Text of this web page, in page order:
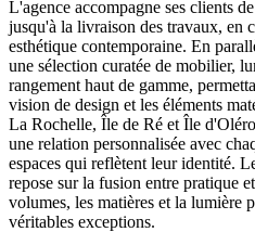
L'agence accompagne ses clients
jusqu'à la livraison des travaux, en
esthétique contemporaine. En
une sélection curatée de mobilier,
rangement haut de gamme,
vision de design et les éléments
La Rochelle, Île de Ré et Île
une relation personnalisée avec
espaces qui reflètent leur identité.
repose sur la fusion entre pratique
volumes, les matières et la lumière
véritables exceptions.